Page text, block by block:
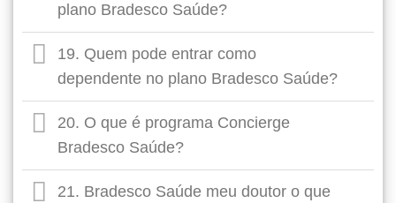
plano Bradesco Saúde?
19. Quem pode entrar como
dependente no plano Bradesco Saúde?
20. O que é programa Concierge
Bradesco Saúde?
21. Bradesco Saúde meu doutor o que